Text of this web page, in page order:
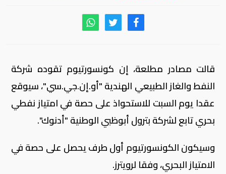
قالت مصادر مطلعة، إن كونسورتيوم تقوده شركة
النفط والغاز الطبيعي الهندية "أو.إن.جي.سي"، سيوقع
عقدا يوم السبت للاستحواذ على حصة في امتياز نفطي
بحري تابع لشركة بترول أبوظبي الوطنية "أدنوك".
وسيكون الكونسورتيوم أول طرف يحصل على حصة في
الامتياز البحري، وفقا لرويترز.